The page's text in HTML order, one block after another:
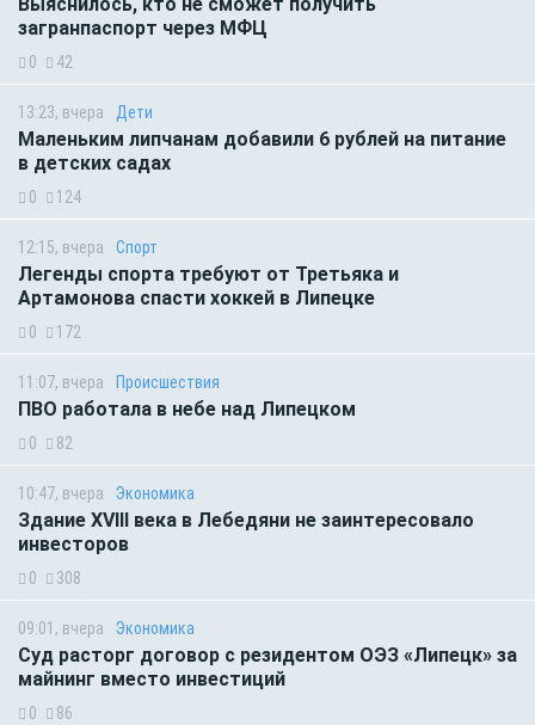
Выяснилось, кто не сможет получить
загранпаспорт через МФЦ
0 42
13:23, вчера Дети
Маленьким липчанам добавили 6 рублей на питание
в детских садах
0 124
12:15, вчера Спорт
Легенды спорта требуют от Третьяка и
Артамонова спасти хоккей в Липецке
0 172
11:07, вчера Происшествия
ПВО работала в небе над Липецком
0 82
10:47, вчера Экономика
Здание XVIII века в Лебедяни не заинтересовало
инвесторов
0 308
09:01, вчера Экономика
Суд расторг договор с резидентом ОЭЗ «Липецк» за
майнинг вместо инвестиций
0 86